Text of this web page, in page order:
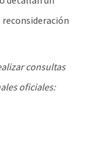
consultas
oficiales: